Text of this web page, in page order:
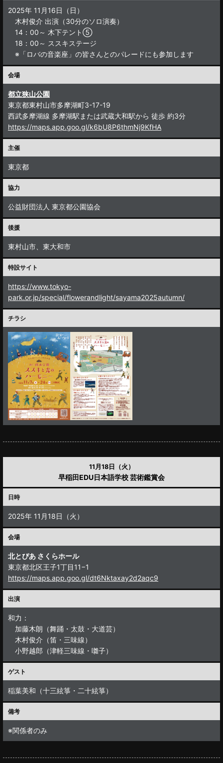
2025年 11月16日（日）
木村俊介 出演（30分のソロ演奏）
14：00～ 木下テント⑤
18：00～ ススキステージ
※「ロバの音楽座」の皆さんとのパレードにも参加します
会場
都立狭山公園
東京都東村山市多摩湖町3-17-19
西武多摩湖線 多摩湖駅または武蔵大和駅から 徒歩 約3分
https://maps.app.goo.gl/k6bU8P6thmNj9KfHA
主催
東京都
協力
公益財団法人 東京都公園協会
後援
東村山市、東大和市
特設サイト
https://www.tokyo-
park.or.jp/special/flowerandlight/sayama2025autumn/
チラシ
11月18日（火）
早稲田EDU日本語学校 芸術鑑賞会
日時
2025年 11月18日（火）
会場
北とぴあ さくらホール
東京都北区王子1丁目11−1
https://maps.app.goo.gl/dt6Nktaxay2d2aqc9
出演
和力：
加藤木朗（舞踊・太鼓・大道芸）
木村俊介（笛・三味線）
小野越郎（津軽三味線・囃子）
ゲスト
稲葉美和（十三絃箏・二十絃箏）
備考
※関係者のみ